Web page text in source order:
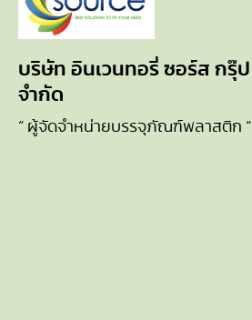
บริษัท อินเวนทอรี่ ซอร์ส กรุ๊ป
จำกัด
“ ผู้จัดจำหน่ายบรรจุภัณฑ์พลาสติก “